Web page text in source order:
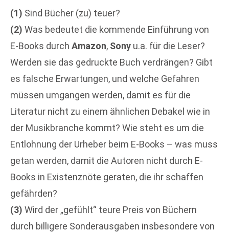
(1) Sind Bücher (zu) teuer?
(2) Was bedeutet die kommende Einführung von
E-Books durch Amazon, Sony u.a. für die Leser?
Werden sie das gedruckte Buch verdrängen? Gibt
es falsche Erwartungen, und welche Gefahren
müssen umgangen werden, damit es für die
Literatur nicht zu einem ähnlichen Debakel wie in
der Musikbranche kommt? Wie steht es um die
Entlohnung der Urheber beim E-Books – was muss
getan werden, damit die Autoren nicht durch E-
Books in Existenznöte geraten, die ihr schaffen
gefährden?
(3) Wird der „gefühlt“ teure Preis von Büchern
durch billigere Sonderausgaben insbesondere von